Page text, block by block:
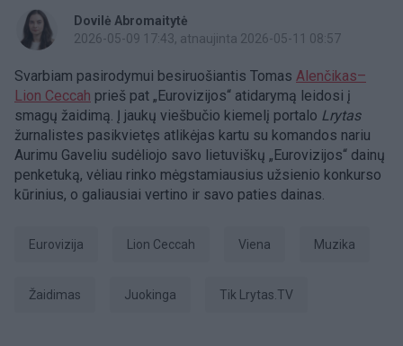
Dovilė Abromaitytė
2026-05-09 17:43, atnaujinta 2026-05-11 08:57
Svarbiam pasirodymui besiruošiantis Tomas Alenčikas–
Lion Ceccah prieš pat „Eurovizijos“ atidarymą leidosi į
smagų žaidimą. Į jaukų viešbučio kiemelį portalo Lrytas
žurnalistes pasikvietęs atlikėjas kartu su komandos nariu
Aurimu Gaveliu sudėliojo savo lietuviškų „Eurovizijos“ dainų
penketuką, vėliau rinko mėgstamiausius užsienio konkurso
kūrinius, o galiausiai vertino ir savo paties dainas.
Eurovizija Lion Ceccah Viena Muzika
Žaidimas juokinga tik Lrytas.TV